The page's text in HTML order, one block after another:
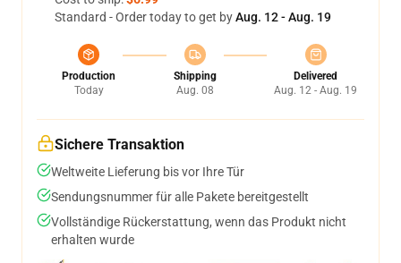
Standard - Order today to get byAug. 12 - Aug. 19
Production
Today
Shipping
Aug. 08
Delivered
Aug. 12 - Aug. 19
Sichere Transaktion
Weltweite Lieferung bis vor Ihre Tür
Sendungsnummer für alle Pakete bereitgestellt
Vollständige Rückerstattung, wenn das Produkt nicht
erhalten wurde